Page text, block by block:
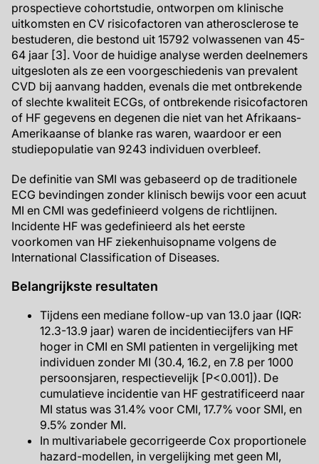
prospectieve cohortstudie, ontworpen om klinische
uitkomsten en CV risicofactoren van atherosclerose te
bestuderen, die bestond uit 15792 volwassenen van 45-
64 jaar [3]. Voor de huidige analyse werden deelnemers
uitgesloten als ze een voorgeschiedenis van prevalent
CVD bij aanvang hadden, evenals die met ontbrekende
of slechte kwaliteit ECGs, of ontbrekende risicofactoren
of HF gegevens en degenen die niet van het Afrikaans-
Amerikaanse of blanke ras waren, waardoor er een
studiepopulatie van 9243 individuen overbleef.
De definitie van SMI was gebaseerd op de traditionele
ECG bevindingen zonder klinisch bewijs voor een acuut
MI en CMI was gedefinieerd volgens de richtlijnen.
Incidente HF was gedefinieerd als het eerste
voorkomen van HF ziekenhuisopname volgens de
International Classification of Diseases.
Belangrijkste resultaten
Tijdens een mediane follow-up van 13.0 jaar (IQR:
12.3-13.9 jaar) waren de incidentiecijfers van HF
hoger in CMI en SMI patienten in vergelijking met
individuen zonder MI (30.4, 16.2, en 7.8 per 1000
persoonsjaren, respectievelijk [P<0.001]). De
cumulatieve incidentie van HF gestratificeerd naar
MI status was 31.4% voor CMI, 17.7% voor SMI, en
9.5% zonder MI.
In multivariabele gecorrigeerde Cox proportionele
hazard-modellen, in vergelijking met geen MI,